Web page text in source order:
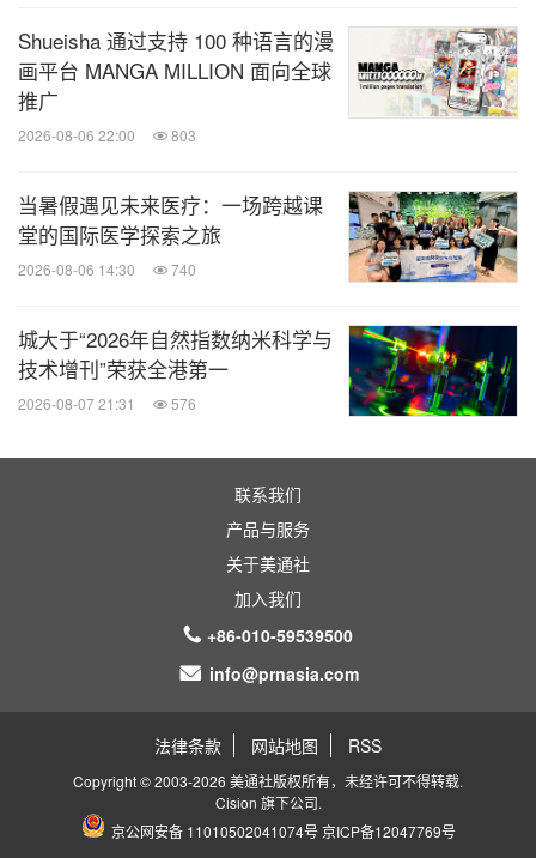
Shueisha 通过支持 100 种语言的漫
画平台 MANGA MILLION 面向全球
推广
2026-08-06 22:00 803
当暑假遇见未来医疗：一场跨越课
堂的国际医学探索之旅
2026-08-06 14:30 740
城大于“2026年自然指数纳米科学与
技术增刊”荣获全港第一
2026-08-07 21:31 576
联系我们
产品与服务
关于美通社
加入我们
+86-010-59539500
info@prnasia.com
法律条款 网站地图 RSS
Copyright © 2003-2026 美通社版权所有，未经许可不得转载.
Cision 旗下公司.
京公网安备 11010502041074号 京ICP备12047769号